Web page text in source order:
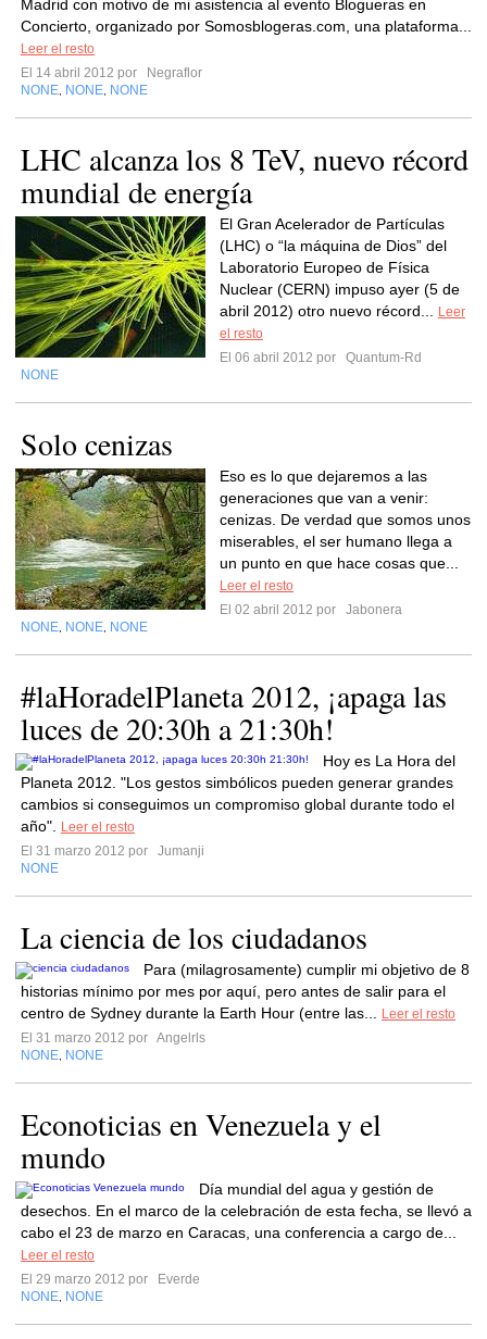
Madrid con motivo de mi asistencia al evento Blogueras en
Concierto, organizado por Somosblogeras.com, una plataforma...
Leer el resto
El 14 abril 2012 por
Negraflor
NONE NONE NONE
LHC alcanza los 8 TeV, nuevo récord
mundial de energía
El Gran Acelerador de Partículas
(LHC) o “la máquina de Dios” del
Laboratorio Europeo de Física
Nuclear (CERN) impuso ayer (5 de
abril 2012) otro nuevo récord...
Leer
el resto
El 06 abril 2012 por
Quantum-Rd
NONE
Solo cenizas
Eso es lo que dejaremos a las
generaciones que van a venir:
cenizas. De verdad que somos unos
miserables, el ser humano llega a
un punto en que hace cosas que...
Leer el resto
El 02 abril 2012 por
Jabonera
NONE NONE NONE
#laHoradelPlaneta 2012, ¡apaga las
luces de 20:30h a 21:30h!
Hoy es La Hora del
Planeta 2012. "Los gestos simbólicos pueden generar grandes
cambios si conseguimos un compromiso global durante todo el
año".
Leer el resto
El 31 marzo 2012 por
Jumanji
NONE
La ciencia de los ciudadanos
Para (milagrosamente) cumplir mi objetivo de 8
historias mínimo por mes por aquí, pero antes de salir para el
centro de Sydney durante la Earth Hour (entre las...
Leer el resto
El 31 marzo 2012 por Angelrls
NONE NONE
Econoticias en Venezuela y el
mundo
Día mundial del agua y gestión de
desechos. En el marco de la celebración de esta fecha, se llevó a
cabo el 23 de marzo en Caracas, una conferencia a cargo de...
Leer el resto
El 29 marzo 2012 por
Everde
NONE NONE